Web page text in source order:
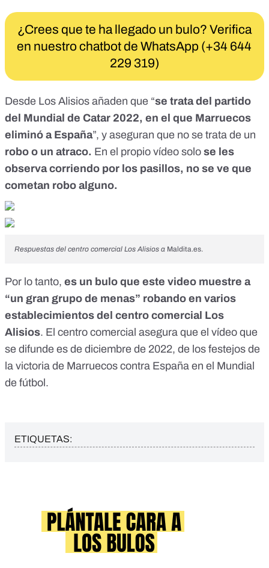
¿Crees que te ha llegado un bulo? Verifica
en nuestro chatbot de WhatsApp (+34 644
229 319)
Desde Los Alisios añaden que “se trata del partido
del Mundial de Catar 2022, en el que Marruecos
eliminó a España”, y aseguran que no se trata de un
robo o un atraco. En el propio vídeo solo se les
observa corriendo por los pasillos, no se ve que
cometan robo alguno.
Respuestas del centro comercial Los Alisios a Maldita.es.
Por lo tanto, es un bulo que este video muestre a
“un gran grupo de menas” robando en varios
establecimientos del centro comercial Los
Alisios. El centro comercial asegura que el vídeo que
se difunde es de diciembre de 2022, de los festejos de
la victoria de Marruecos contra España en el Mundial
de fútbol.
ETIQUETAS: